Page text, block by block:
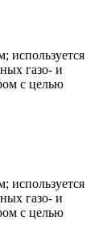
газо- и
с целью
газо- и
с целью